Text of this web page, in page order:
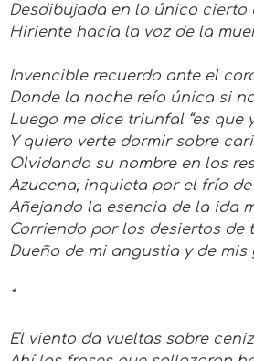
Desdibujada en lo único cierto
Hiriente hacia la voz de la
Invencible recuerdo ante el
Donde la noche reía única si
Luego me dice triunfal “es que
Y quiero verte dormir sobre
Olvidando su nombre en los
Azucena; inquieta por el frío
Añejando la esencia de la ida
Corriendo por los desiertos de
Dueña de mi angustia y de mis
*
El viento da vueltas sobre